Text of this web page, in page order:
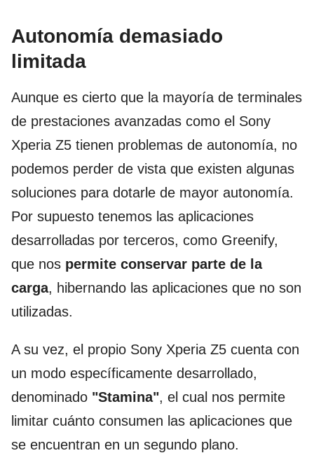
Autonomía demasiado
limitada
Aunque es cierto que la mayoría de terminales
de prestaciones avanzadas como el Sony
Xperia Z5 tienen problemas de autonomía, no
podemos perder de vista que existen algunas
soluciones para dotarle de mayor autonomía.
Por supuesto tenemos las aplicaciones
desarrolladas por terceros, como Greenify,
que nos permite conservar parte de la
carga, hibernando las aplicaciones que no son
utilizadas.
A su vez, el propio Sony Xperia Z5 cuenta con
un modo específicamente desarrollado,
denominado "Stamina", el cual nos permite
limitar cuánto consumen las aplicaciones que
se encuentran en un segundo plano.